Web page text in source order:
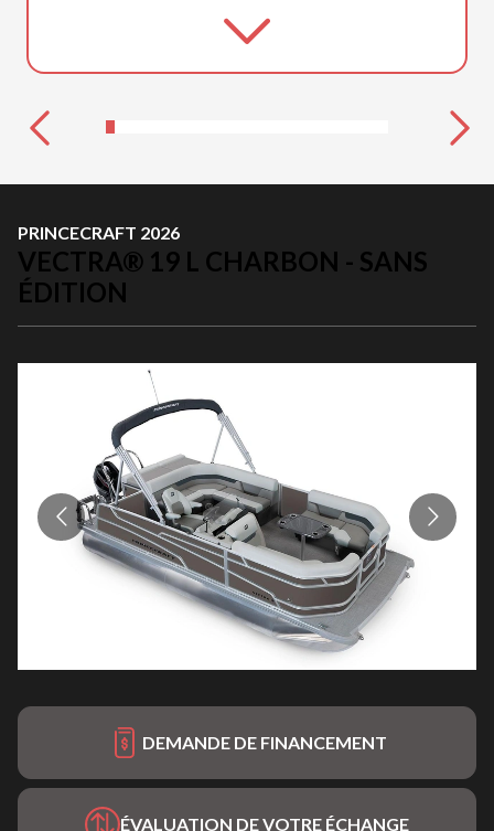
PRINCECRAFT 2026
VECTRA® 19 L CHARBON - SANS
ÉDITION
DEMANDE DE FINANCEMENT
ÉVALUATION DE VOTRE ÉCHANGE